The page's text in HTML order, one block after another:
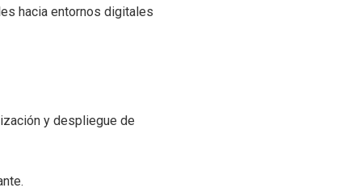
hacia entornos digitales
y despliegue de